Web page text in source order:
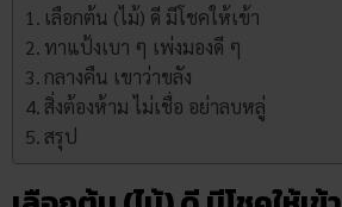
เลือกต้น (ไม้) ดี มีโชคให้เข้า
ทาแป้งเบา ๆ เพ่งมองดี ๆ
กลางคืน เขาว่าขลัง
สิ่งต้องห้าม ไม่เชื่อ อย่าลบหลู่
สรุป